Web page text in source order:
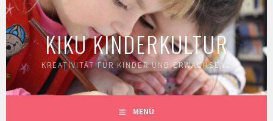
Springe
zum
Inhalt
KIKU KINDERKULTUR
KREATIVITÄT FÜR KINDER UND ERWACHSENE
MENÜ